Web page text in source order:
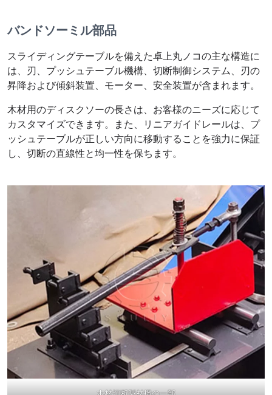
バンドソーミル部品
スライディングテーブルを備えた卓上丸ノコの主な構造に
は、刃、プッシュテーブル機構、切断制御システム、刃の
昇降および傾斜装置、モーター、安全装置が含まれます。
木材用のディスクソーの長さは、お客様のニーズに応じて
カスタマイズできます。また、リニアガイドレールは、プ
ッシュテーブルが正しい方向に移動することを強力に保証
し、切断の直線性と均一性を保ちます。